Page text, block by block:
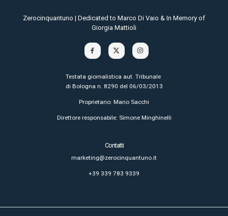
Zerocinquantuno | Dedicated to Marco Di Vaio & In Memory of
Giorgia Mattioli
Testata giornalistica aut. Tribunale
di Bologna n. 8290 del 06/03/2013
Proprietario: Mario Sacchi
Direttore responsabile: Simone Minghinelli
Contatti
marketing@zerocinquantuno.it
+39 339 783 9339